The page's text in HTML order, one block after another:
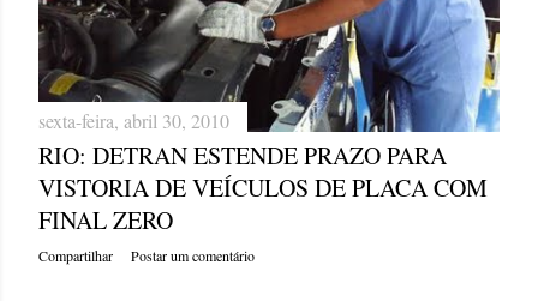
sexta-feira, abril 30, 2010
RIO: DETRAN ESTENDE PRAZO PARA
VISTORIA DE VEÍCULOS DE PLACA COM
FINAL ZERO
Compartilhar Postar um comentário